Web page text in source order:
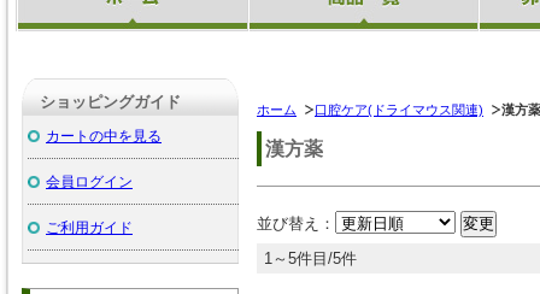
ホーム 口腔ケア(ドライマウス関連) 漢方薬
漢方薬
並び替え：
1～5件目/5件
ショッピングガイド
カートの中を見る
会員ログイン
ご利用ガイド